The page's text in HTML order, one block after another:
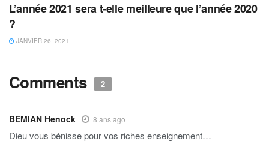
L’année 2021 sera t-elle meilleure que l’année 2020
?
JANVIER 26, 2021
Comments 2
BEMIAN Henock 8 ans ago
Dieu vous bénisse pour vos riches enseignement…